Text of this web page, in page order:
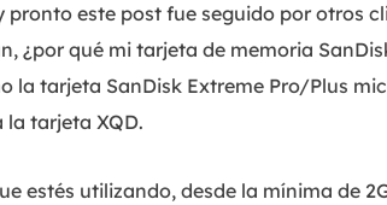
este post fue seguido por otros
¿por qué mi tarjeta de memoria
la tarjeta SanDisk Extreme Pro/Plus
tarjeta XQD.
estés utilizando, desde la mínima de